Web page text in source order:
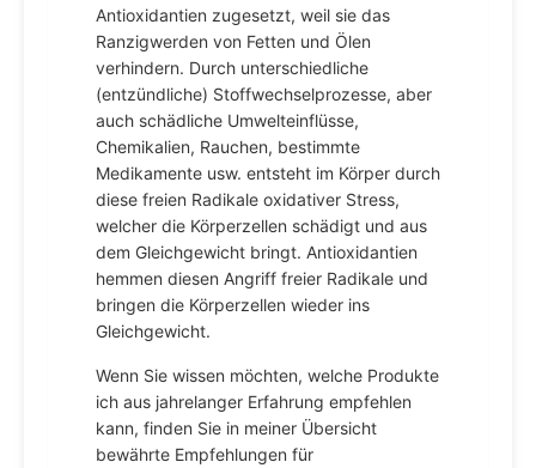
Antioxidantien zugesetzt, weil sie das
Ranzigwerden von Fetten und Ölen
verhindern. Durch unterschiedliche
(entzündliche) Stoffwechselprozesse, aber
auch schädliche Umwelteinflüsse,
Chemikalien, Rauchen, bestimmte
Medikamente usw. entsteht im Körper durch
diese freien Radikale oxidativer Stress,
welcher die Körperzellen schädigt und aus
dem Gleichgewicht bringt. Antioxidantien
hemmen diesen Angriff freier Radikale und
bringen die Körperzellen wieder ins
Gleichgewicht.
Wenn Sie wissen möchten, welche Produkte
ich aus jahrelanger Erfahrung empfehlen
kann, finden Sie in meiner Übersicht
bewährte Empfehlungen für